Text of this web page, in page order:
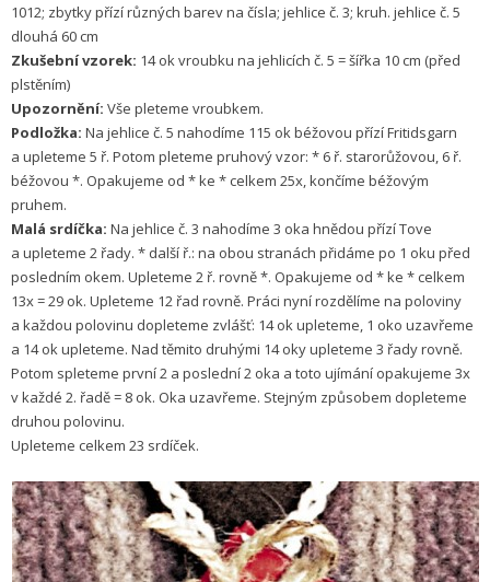
1012; zbytky přízí různých barev na čísla; jehlice č. 3; kruh. jehlice č. 5
dlouhá 60 cm
Zkušební vzorek: 14 ok vroubku na jehlicích č. 5 = šířka 10 cm (před
plstěním)
Upozornění: Vše pleteme vroubkem.
Podložka: Na jehlice č. 5 nahodíme 115 ok béžovou přízí Fritidsgarn
a upleteme 5 ř. Potom pleteme pruhový vzor: * 6 ř. starorůžovou, 6 ř.
béžovou *. Opakujeme od * ke * celkem 25x, končíme béžovým
pruhem.
Malá srdíčka: Na jehlice č. 3 nahodíme 3 oka hnědou přízí Tove
a upleteme 2 řady. * další ř.: na obou stranách přidáme po 1 oku před
posledním okem. Upleteme 2 ř. rovně *. Opakujeme od * ke * celkem
13x = 29 ok. Upleteme 12 řad rovně. Práci nyní rozdělíme na poloviny
a každou polovinu dopleteme zvlášť: 14 ok upleteme, 1 oko uzavřeme
a 14 ok upleteme. Nad těmito druhými 14 oky upleteme 3 řady rovně.
Potom spleteme první 2 a poslední 2 oka a toto ujímání opakujeme 3x
v každé 2. řadě = 8 ok. Oka uzavřeme. Stejným způsobem dopleteme
druhou polovinu.
Upleteme celkem 23 srdíček.